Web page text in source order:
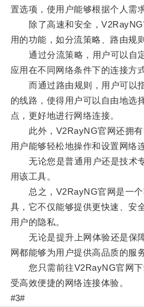
置选项，使用户能够根据个人需
除了高速和安全，V2RayNG
用的功能，如分流策略、路由规
通过分流策略，用户可以自
应用在不同网络条件下的连接方
而通过路由规则，用户可以
的线路，使得用户可以自由地选
点，更好地进行网络连接。
此外，V2RayNG官网还拥有
用户能够轻松地操作和设置网络
无论您是普通用户还是技术
用该工具。
总之，V2RayNG官网是一个
具，它不仅能够提供更快速、安
用户的隐私。
无论是提升上网体验还是保
网都能够为用户提供高品质的服务
您只需前往V2RayNG官网下
受高效便捷的网络连接体验。
#3#